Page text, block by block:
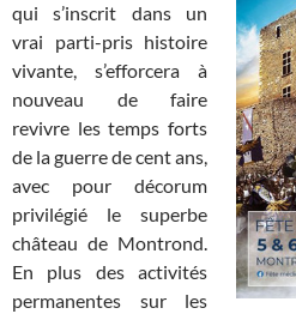
qui s’inscrit dans un
vrai parti-pris histoire
vivante, s’efforcera à
nouveau de faire
revivre les temps forts
de la guerre de cent ans,
avec pour décorum
privilégié le superbe
château de Montrond.
En plus des activités
permanentes sur les